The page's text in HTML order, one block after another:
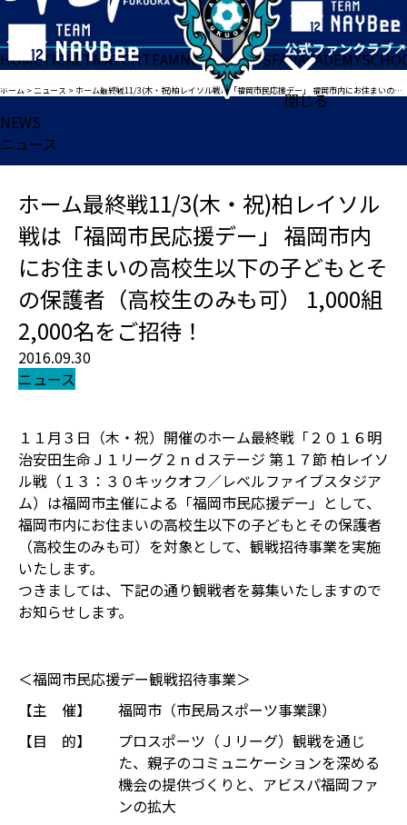
閉じる
HOMETICKETMATCHTEAMNEWSGOODSFANACADEMY
ホーム >ニュース > ホーム最終戦11/3(木・祝)柏レイソル戦は「福岡市民応援デー」 福岡市内にお住まいの高校生以下の子どもとその保護者（高校生のみも可） 1,000組2,000名をご招待！
NEWS
ニュース
ホーム最終戦11/3(木・祝)柏レイソル
戦は「福岡市民応援デー」 福岡市内
にお住まいの高校生以下の子どもとそ
の保護者（高校生のみも可） 1,000組
2,000名をご招待！
2016.09.30
ニュース
１１月３日（木・祝）開催のホーム最終戦「２０１６明
治安田生命Ｊ１リーグ２ｎｄステージ 第１７節 柏レイソ
ル戦（１３：３０キックオフ／レベルファイブスタジア
ム）は福岡市主催による「福岡市民応援デー」として、
福岡市内にお住まいの高校生以下の子どもとその保護者
（高校生のみも可）を対象として、観戦招待事業を実施
いたします。
つきましては、下記の通り観戦者を募集いたしますので
お知らせします。
＜福岡市民応援デー観戦招待事業＞
【主 催】
福岡市（市民局スポーツ事業課）
【目 的】
プロスポーツ（Ｊリーグ）観戦を通じ
た、親子のコミュニケーションを深める
機会の提供づくりと、アビスパ福岡ファ
ンの拡大